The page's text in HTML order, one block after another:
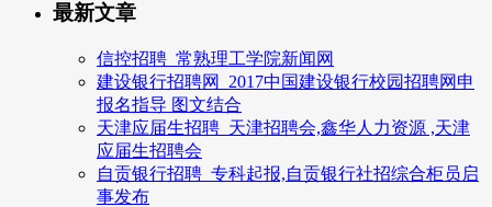
最新文章
信控招聘_常熟理工学院新闻网
建设银行招聘网_2017中国建设银行校园招聘网申
报名指导 图文结合
天津应届生招聘_天津招聘会,鑫华人力资源 ,天津
应届生招聘会
自贡银行招聘_专科起报,自贡银行社招综合柜员启
事发布